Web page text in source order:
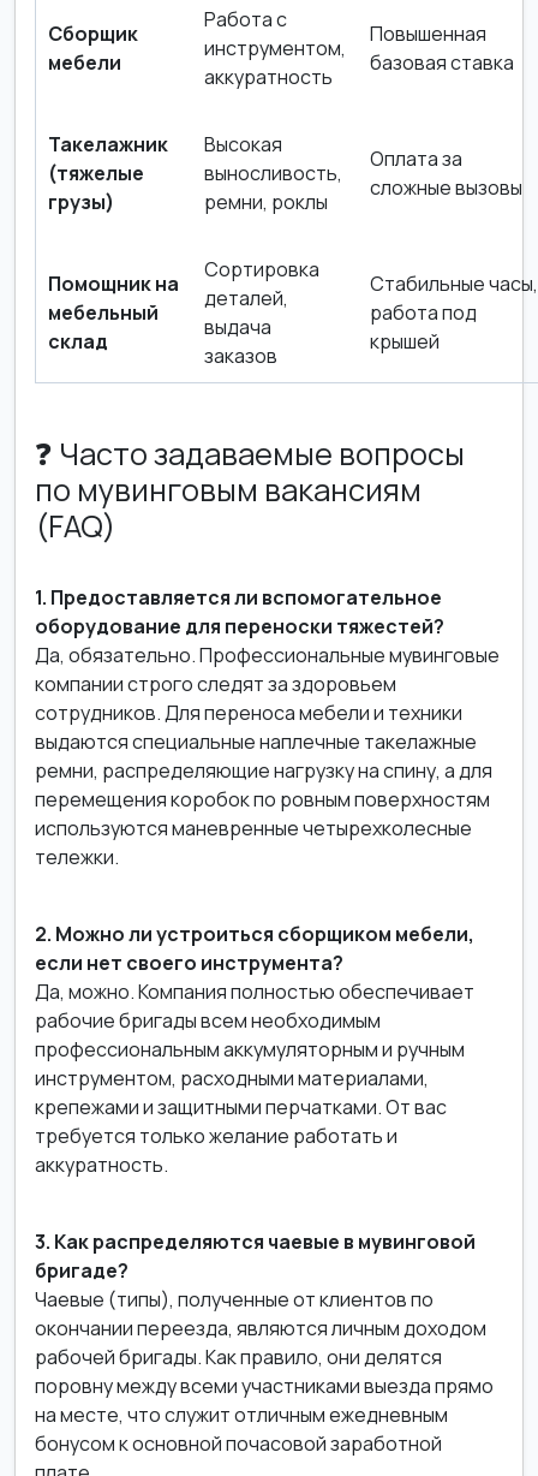
Сборщик
мебели
Работа с
инструментом,
аккуратность
Повышенная
базовая ставка
Такелажник
(тяжелые
грузы)
Высокая
выносливость,
ремни, роклы
Оплата за
сложные вызовы
Помощник на
мебельный
склад
Сортировка
деталей,
выдача
заказов
Стабильные часы,
работа под
крышей
❓ Часто задаваемые вопросы
по мувинговым вакансиям
(FAQ)
1. Предоставляется ли вспомогательное
оборудование для переноски тяжестей?
Да, обязательно. Профессиональные мувинговые
компании строго следят за здоровьем
сотрудников. Для переноса мебели и техники
выдаются специальные наплечные такелажные
ремни, распределяющие нагрузку на спину, а для
перемещения коробок по ровным поверхностям
используются маневренные четырехколесные
тележки.
2. Можно ли устроиться сборщиком мебели,
если нет своего инструмента?
Да, можно. Компания полностью обеспечивает
рабочие бригады всем необходимым
профессиональным аккумуляторным и ручным
инструментом, расходными материалами,
крепежами и защитными перчатками. От вас
требуется только желание работать и
аккуратность.
3. Как распределяются чаевые в мувинговой
бригаде?
Чаевые (типы), полученные от клиентов по
окончании переезда, являются личным доходом
рабочей бригады. Как правило, они делятся
поровну между всеми участниками выезда прямо
на месте, что служит отличным ежедневным
бонусом к основной почасовой заработной